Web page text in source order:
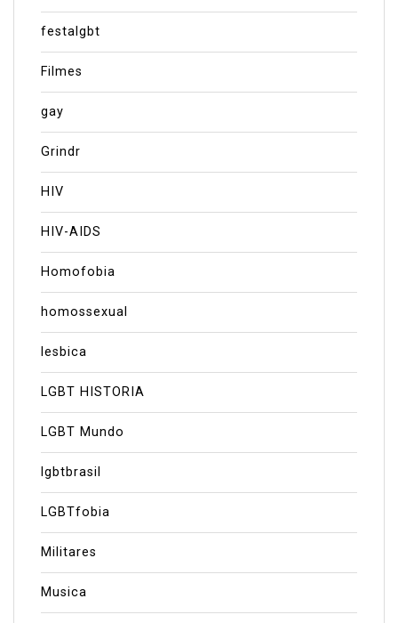
festalgbt
Filmes
gay
Grindr
HIV
HIV-AIDS
Homofobia
homossexual
lesbica
LGBT HISTORIA
LGBT Mundo
lgbtbrasil
LGBTfobia
Militares
Musica